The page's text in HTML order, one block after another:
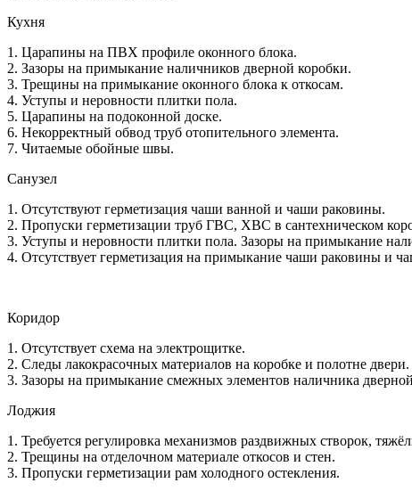
Кухня
1. Царапины на ПВХ профиле оконного блока.
2. Зазоры на примыкание наличников дверной коробки.
3. Трещины на примыкание оконного блока к откосам.
4. Уступы и неровности плитки пола.
5. Царапины на подоконной доске.
6. Некорректный обвод труб отопительного элемента.
7. Читаемые обойные швы.
Санузел
1. Отсутствуют герметизация чаши ванной и чаши раковины.
2. Пропуски герметизации труб ГВС, ХВС в сантехническом
3. Уступы и неровности плитки пола. Зазоры на примыкание
4. Отсутствует герметизация на примыкание чаши раковины и
Коридор
1. Отсутствует схема на электрощитке.
2. Следы лакокрасочных материалов на коробке и полотне двери.
3. Зазоры на примыкание смежных элементов наличника
Лоджия
1. Требуется регулировка механизмов раздвижных створок,
2. Трещины на отделочном материале откосов и стен.
3. Пропуски герметизации рам холодного остекления.